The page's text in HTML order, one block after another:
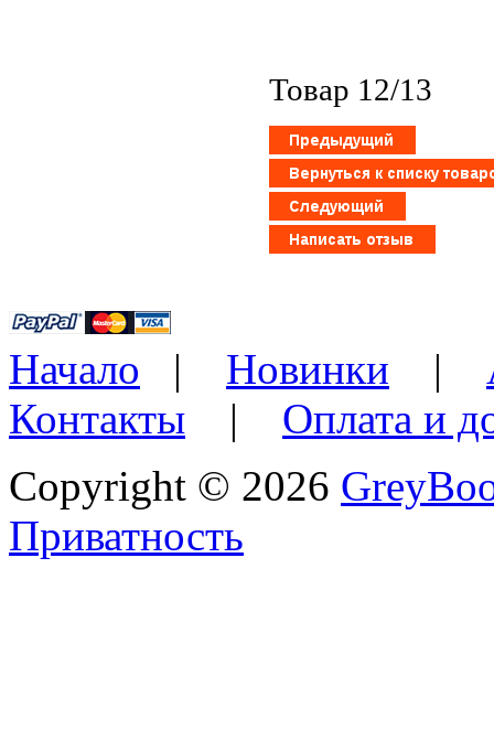
Товар 12/13
Начало | Новинки |
Контакты | Оплата и
Copyright © 2026
Приватность